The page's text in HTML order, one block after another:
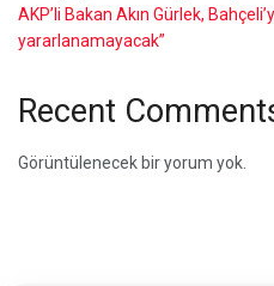
AKP’li Bakan Akın Gürlek,
yararlanamayacak”
Recent
Görüntülenecek bir yorum yok.